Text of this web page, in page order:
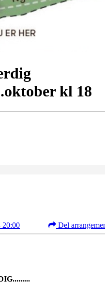
kl 18
20:00 Del